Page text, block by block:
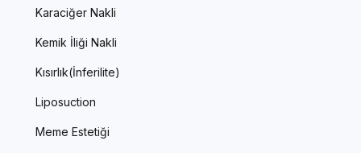
Karaciğer Nakli
Kemik İliği Nakli
Kısırlık(İnferilite)
Liposuction
Meme Estetiği